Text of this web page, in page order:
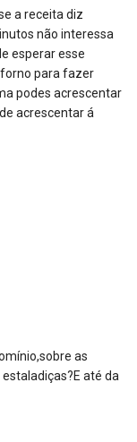
a receita diz
não interessa
esperar esse
para fazer
podes acrescentar
acrescentar á
as
até da